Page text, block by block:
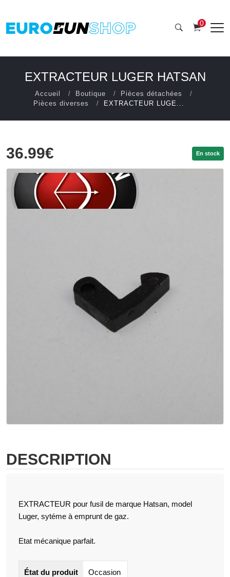
0
EXTRACTEUR LUGER HATSAN
Accueil Boutique
Pièces détachées
Pièces diverses
EXTRACTEUR LUGE...
36.99€ En stock
DESCRIPTION
EXTRACTEUR pour fusil de marque Hatsan, model
Luger, sytéme à emprunt de gaz.
Etat mécanique parfait.
État du produit Occasion